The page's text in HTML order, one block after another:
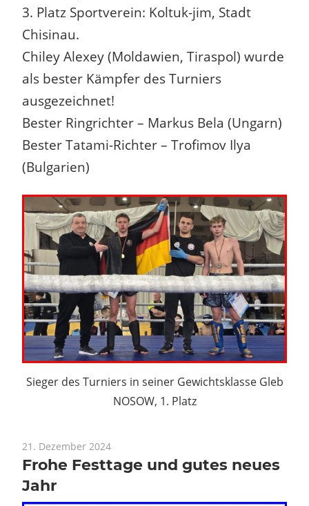
3. Platz Sportverein: Koltuk-jim, Stadt
Chisinau.
Chiley Alexey (Moldawien, Tiraspol) wurde
als bester Kämpfer des Turniers
ausgezeichnet!
Bester Ringrichter – Markus Bela (Ungarn)
Bester Tatami-Richter – Trofimov Ilya
(Bulgarien)
Sieger des Turniers in seiner Gewichtsklasse Gleb
NOSOW, 1. Platz
21. Dezember 2024
Frohe Festtage und gutes neues
Jahr